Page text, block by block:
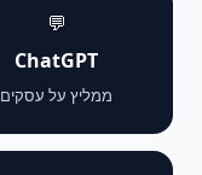
💬
ChatGPT
ממליץ על עסקים